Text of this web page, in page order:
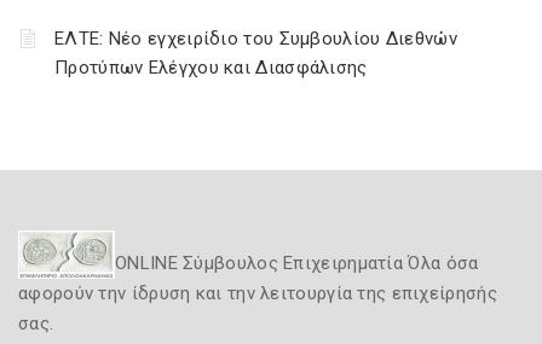
ΕΛΤΕ: Νέο εγχειρίδιο του Συμβουλίου Διεθνών
Προτύπων Ελέγχου και Διασφάλισης
ONLINE Σύμβουλος Επιχειρηματία Όλα όσα
αφορούν την ίδρυση και την λειτουργία της επιχείρησής
σας.